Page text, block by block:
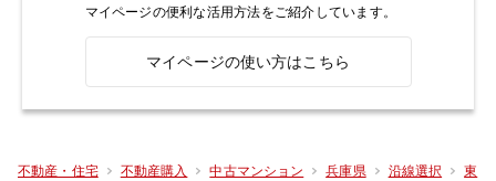
マイページの便利な活用方法をご紹介しています。
マイページの使い方はこちら
不動産・住宅 不動産購入 中古マンション 兵庫県 沿線選択 東